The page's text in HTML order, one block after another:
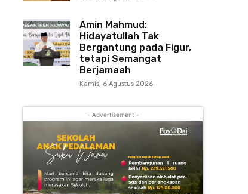
Amin Mahmud:
Hidayatullah Tak
Bergantung pada Figur,
tetapi Semangat
Berjamaah
Kamis, 6 Agustus 2026
- Advertisement -